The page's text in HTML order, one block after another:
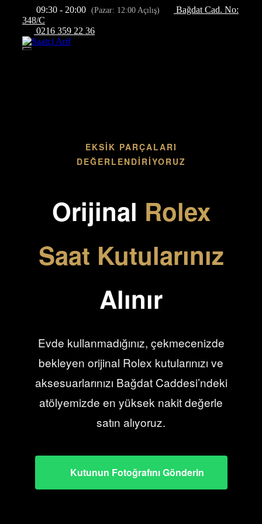
09:30 - 20:00 (Pazar: 12:00 Açılış)
Bağdat Cad. No:
348/C
0216 359 22 36
Menü
EKSIK PARÇALARI
DEĞERLENDIRIYORUZ
Orijinal Rolex
Saat Kutularınız
Alınır
Evde kullanmadığınız, çekmecenizde
bekleyen orijinal Rolex kutularınızı ve
aksesuarlarınızı Bağdat Caddesi’ndeki
atölyemizde en yüksek nakit değerle
satın alıyoruz.
Kutunun Fotoğrafını Gönderin